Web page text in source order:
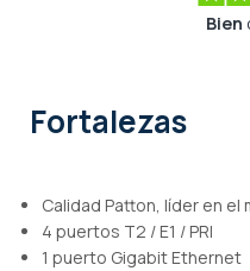
Bien
Fortalezas
Calidad Patton, líder en el
4 puertos T2 / E1 / PRI
1 puerto Gigabit Ethernet